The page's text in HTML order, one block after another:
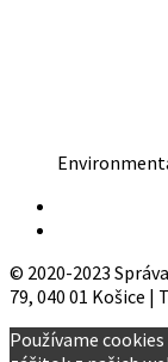
© 2020-2023
79, 040 01 Košice |
Používame